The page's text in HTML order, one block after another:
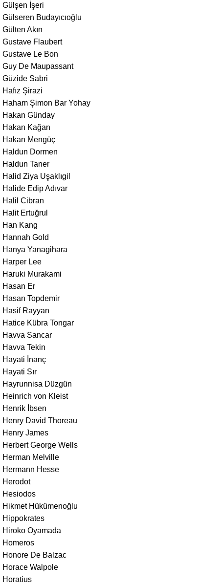
Gülşen İşeri
Gülseren Budayıcıoğlu
Gülten Akın
Gustave Flaubert
Gustave Le Bon
Guy De Maupassant
Güzide Sabri
Hafız Şirazi
Haham Şimon Bar Yohay
Hakan Günday
Hakan Kağan
Hakan Mengüç
Haldun Dormen
Haldun Taner
Halid Ziya Uşaklıgil
Halide Edip Adıvar
Halil Cibran
Halit Ertuğrul
Han Kang
Hannah Gold
Hanya Yanagihara
Harper Lee
Haruki Murakami
Hasan Er
Hasan Topdemir
Hasif Rayyan
Hatice Kübra Tongar
Havva Sancar
Havva Tekin
Hayati İnanç
Hayati Sır
Hayrunnisa Düzgün
Heinrich von Kleist
Henrik İbsen
Henry David Thoreau
Henry James
Herbert George Wells
Herman Melville
Hermann Hesse
Herodot
Hesiodos
Hikmet Hükümenoğlu
Hippokrates
Hiroko Oyamada
Homeros
Honore De Balzac
Horace Walpole
Horatius